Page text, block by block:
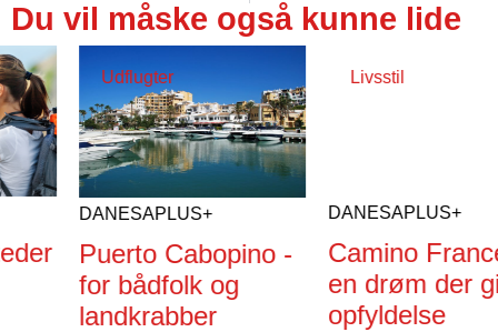
Du vil måske også kunne lide
Udflugter
DANESAPLUS+
Puerto Cabopino -
for bådfolk og
landkrabber
DANESAPLUS+
Camino Francés –
en drøm der gik i
opfyldelse